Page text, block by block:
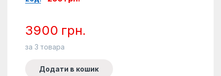
3900 грн.
за 3 товара
Додати в кошик